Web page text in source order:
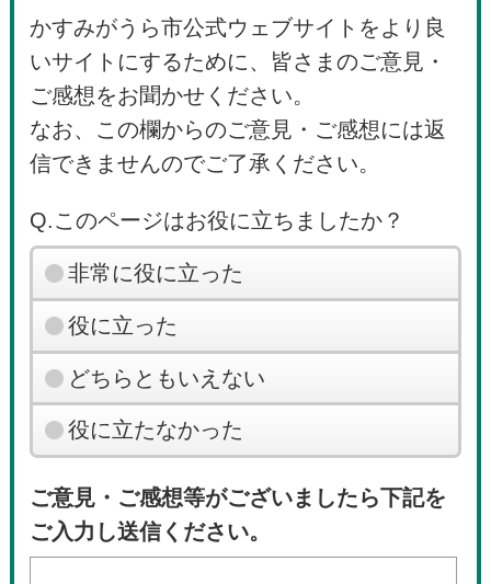
かすみがうら市公式ウェブサイトをより良
いサイトにするために、皆さまのご意見・
ご感想をお聞かせください。
なお、この欄からのご意見・ご感想には返
信できませんのでご了承ください。
Q.このページはお役に立ちましたか？
非常に役に立った
役に立った
どちらともいえない
役に立たなかった
ご意見・ご感想等がございましたら下記を
ご入力し送信ください。